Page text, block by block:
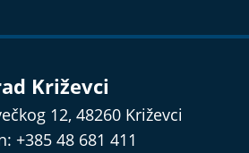
Križevci
12, 48260 Križevci
+385 48 681 411